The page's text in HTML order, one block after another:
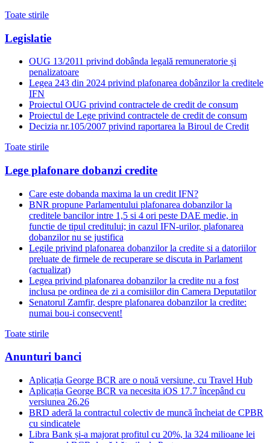
Toate stirile
Legislatie
OUG 13/2011 privind dobânda legală remuneratorie și
penalizatoare
Legea 243 din 2024 privind plafonarea dobânzilor la creditele
IFN
Proiectul OUG privind contractele de credit de consum
Proiectul de Lege privind contractele de credit de consum
Decizia nr.105/2007 privind raportarea la Biroul de Credit
Toate stirile
Lege plafonare dobanzi credite
Care este dobanda maxima la un credit IFN?
BNR propune Parlamentului plafonarea dobanzilor la
creditele bancilor intre 1,5 si 4 ori peste DAE medie, in
functie de tipul creditului; in cazul IFN-urilor, plafonarea
dobanzilor nu se justifica
Legile privind plafonarea dobanzilor la credite si a datoriilor
preluate de firmele de recuperare se discuta in Parlament
(actualizat)
Legea privind plafonarea dobanzilor la credite nu a fost
inclusa pe ordinea de zi a comisiilor din Camera Deputatilor
Senatorul Zamfir, despre plafonarea dobanzilor la credite:
numai bou-i consecvent!
Toate stirile
Anunturi banci
Aplicația George BCR are o nouă versiune, cu Travel Hub
Aplicația George BCR va necesita iOS 17.7 începând cu
versiunea 26.26
BRD aderă la contractul colectiv de muncă încheiat de CPBR
cu sindicatele
Libra Bank și-a majorat profitul cu 20%, la 324 milioane lei